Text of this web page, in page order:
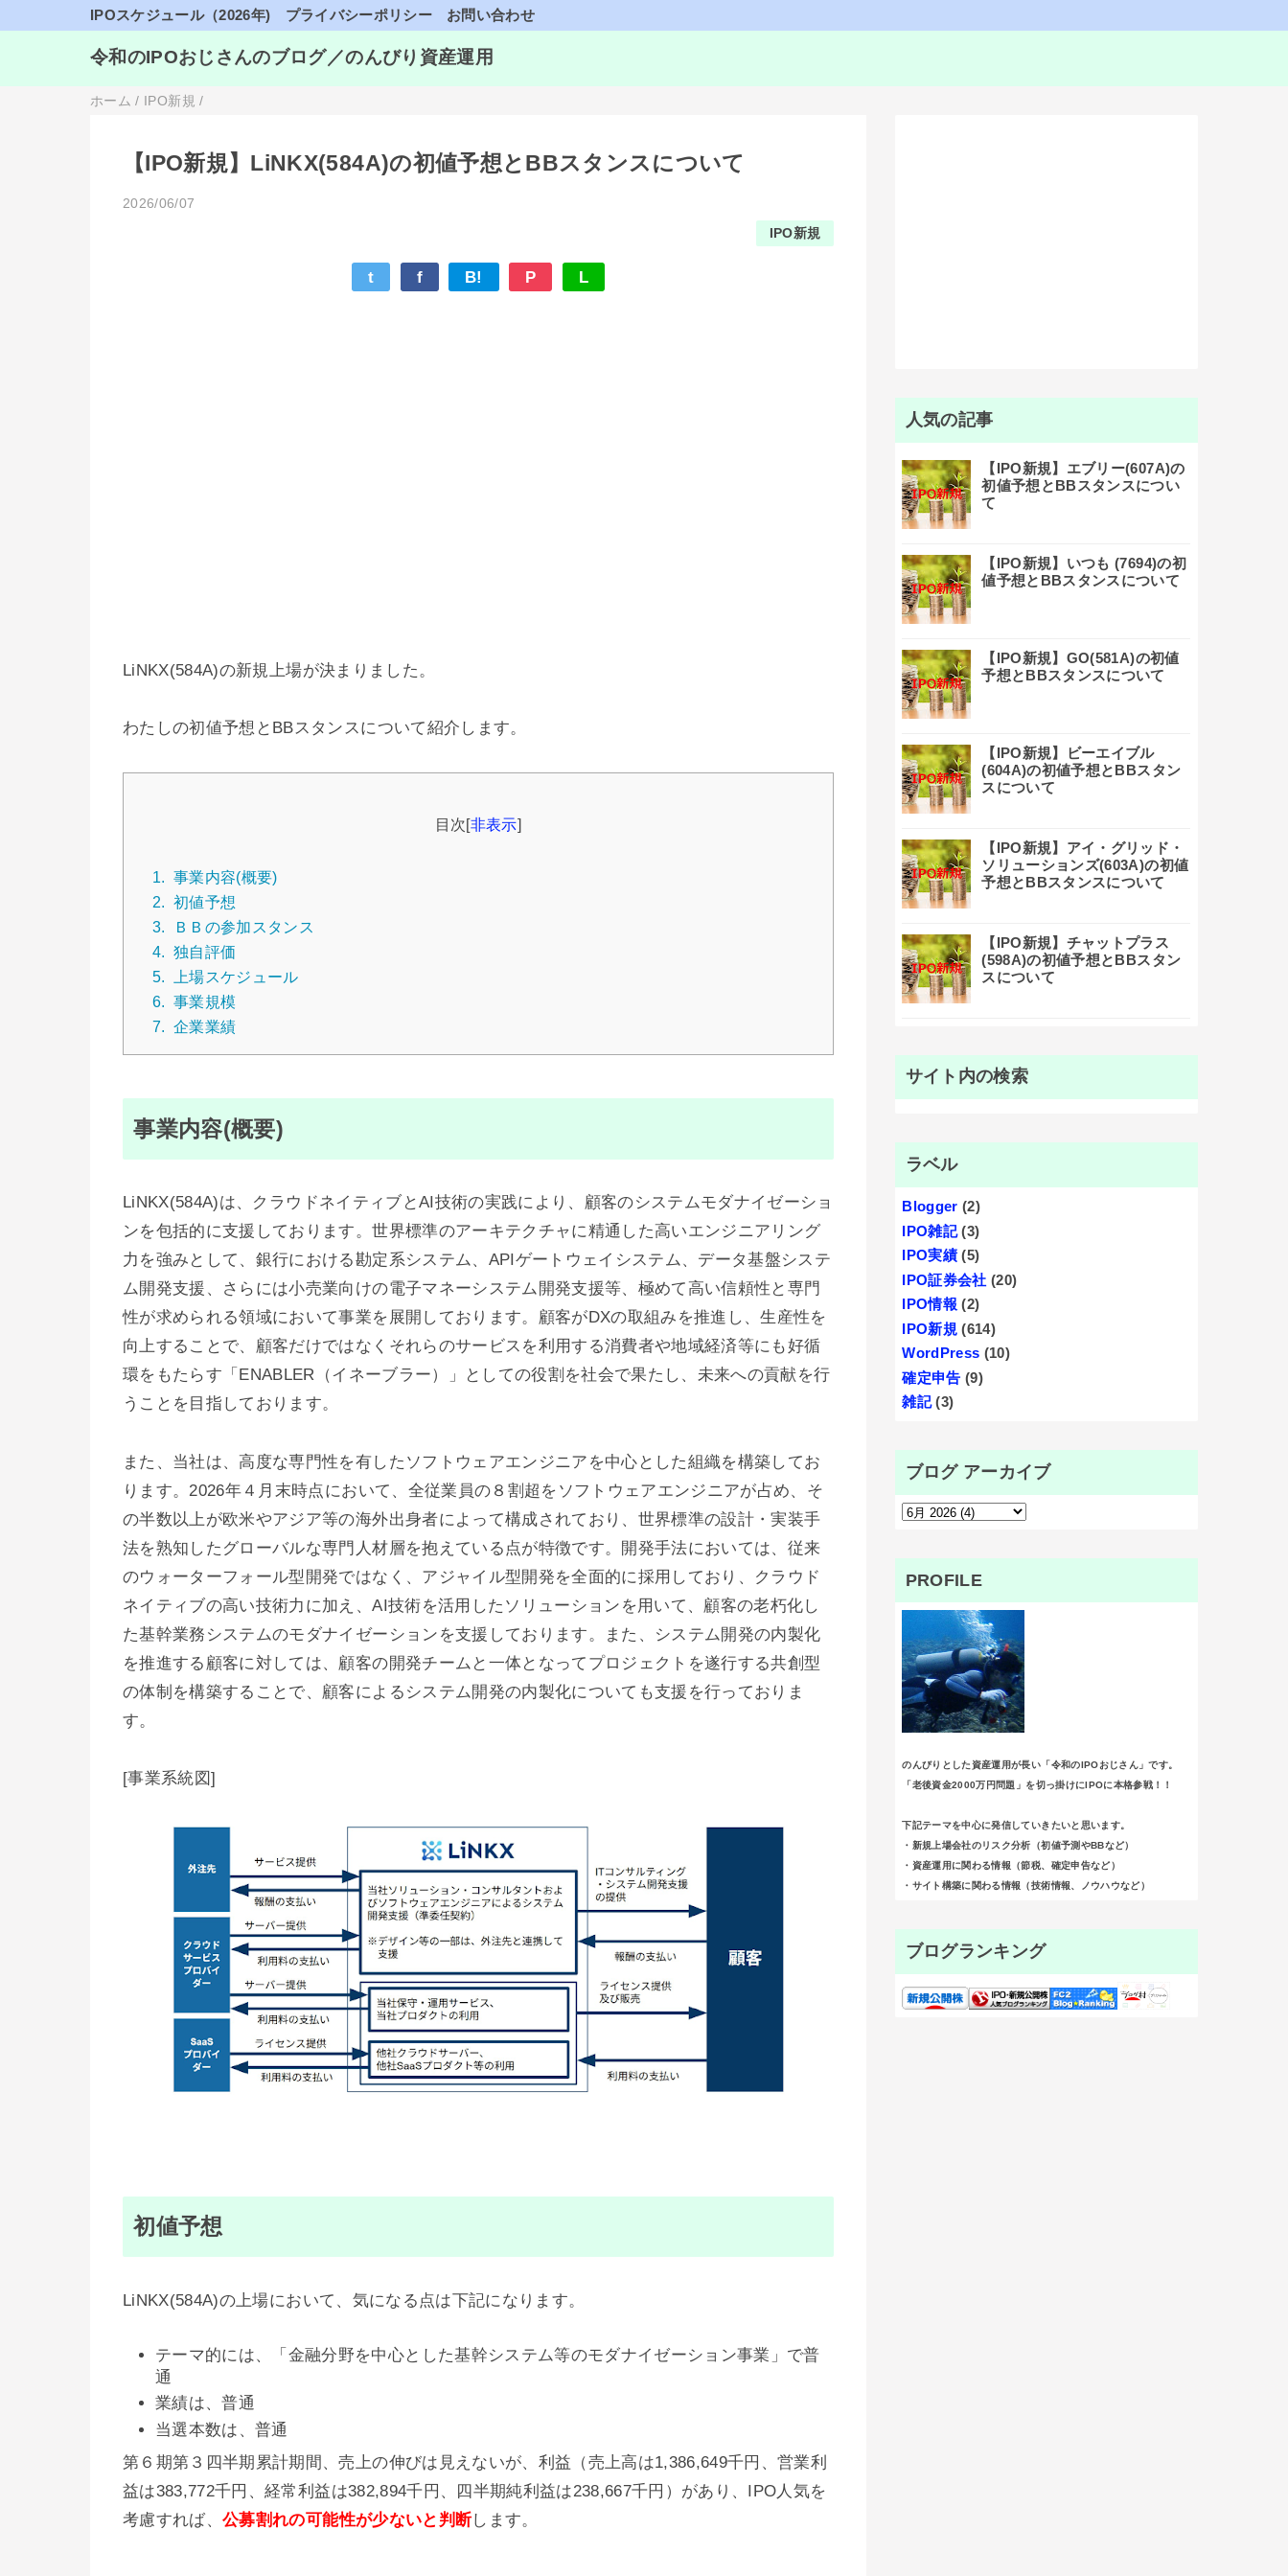
IPOスケジュール（2026年) プライバシーポリシー お問い合わせ
令和のIPOおじさんのブログ／のんびり資産運用
ホーム / IPO新規 /
【IPO新規】LiNKX(584A)の初値予想とBBスタンスについて
2026/06/07
IPO新規
t f B! P L
LiNKX(584A)の新規上場が決まりました。
わたしの初値予想とBBスタンスについて紹介します。
目次[非表示]
1. 事業内容(概要)
2. 初値予想
3.
ＢＢの参加スタンス
4. 独自評価
5.
上場スケジュール
6. 事業規模
7. 企業業績
事業内容(概要)
LiNKX(584A)は、クラウドネイティブとAI技術の実践により、顧客のシステムモダナイゼーショ
ンを包括的に支援しております。世界標準のアーキテクチャに精通した高いエンジニアリング
力を強みとして、銀行における勘定系システム、APIゲートウェイシステム、データ基盤システ
ム開発支援、さらには小売業向けの電子マネーシステム開発支援等、極めて高い信頼性と専門
性が求められる領域において事業を展開しております。顧客がDXの取組みを推進し、生産性を
向上することで、顧客だけではなくそれらのサービスを利用する消費者や地域経済等にも好循
環をもたらす「ENABLER（イネーブラー）」としての役割を社会で果たし、未来への貢献を行
うことを目指しております。
また、当社は、高度な専門性を有したソフトウェアエンジニアを中心とした組織を構築してお
ります。2026年４月末時点において、全従業員の８割超をソフトウェアエンジニアが占め、そ
の半数以上が欧米やアジア等の海外出身者によって構成されており、世界標準の設計・実装手
法を熟知したグローバルな専門人材層を抱えている点が特徴です。開発手法においては、従来
のウォーターフォール型開発ではなく、アジャイル型開発を全面的に採用しており、クラウド
ネイティブの高い技術力に加え、AI技術を活用したソリューションを用いて、顧客の老朽化し
た基幹業務システムのモダナイゼーションを支援しております。また、システム開発の内製化
を推進する顧客に対しては、顧客の開発チームと一体となってプロジェクトを遂行する共創型
の体制を構築することで、顧客によるシステム開発の内製化についても支援を行っておりま
す。
[事業系統図]
初値予想
LiNKX(584A)の上場において、気になる点は下記になります。
テーマ的には、「金融分野を中心とした基幹システム等のモダナイゼーション事業」で普
通
業績は、普通
当選本数は、普通
第６期第３四半期累計期間、売上の伸びは見えないが、利益（売上高は1,386,649千円、営業利
益は383,772千円、経常利益は382,894千円、四半期純利益は238,667千円）があり、IPO人気を
考慮すれば、公募割れの可能性が少ないと判断します。
人気の記事
【IPO新規】エブリー(607A)の
初値予想とBBスタンスについ
て
【IPO新規】いつも (7694)の初
値予想とBBスタンスについて
【IPO新規】GO(581A)の初値
予想とBBスタンスについて
【IPO新規】ビーエイブル
(604A)の初値予想とBBスタン
スについて
【IPO新規】アイ・グリッド・
ソリューションズ(603A)の初値
予想とBBスタンスについて
【IPO新規】チャットプラス
(598A)の初値予想とBBスタン
スについて
サイト内の検索
ラベル
Blogger (2)
IPO雑記 (3)
IPO実績 (5)
IPO証券会社 (20)
IPO情報 (2)
IPO新規 (614)
WordPress (10)
確定申告 (9)
雑記 (3)
ブログ アーカイブ
PROFILE
のんびりとした資産運用が長い「令和のIPOおじさん」です。
「老後資金2000万円問題」を切っ掛けにIPOに本格参戦！！
下記テーマを中心に発信していきたいと思います。
・新規上場会社のリスク分析（初値予測やBBなど）
・資産運用に関わる情報（節税、確定申告など）
・サイト構築に関わる情報（技術情報、ノウハウなど）
ブログランキング